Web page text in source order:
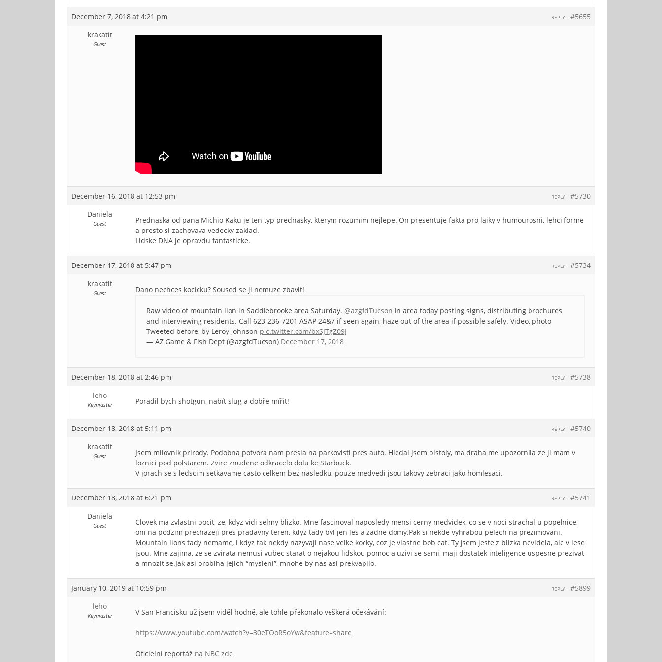
December 7, 2018 at 4:21 pm #5655
REPLY
krakatit
Guest
December 16, 2018 at 12:53 pm #5730
REPLY
Daniela
Guest
Prednaska od pana Michio Kaku je ten typ prednasky, kterym rozumim nejlepe. On presentuje fakta pro laiky v humourosni, lehci forme
a presto si zachovava vedecky zaklad.
Lidske DNA je opravdu fantasticke.
December 17, 2018 at 5:47 pm #5734
REPLY
krakatit
Guest Dano nechces kocicku? Soused se ji nemuze zbavit!
Raw video of mountain lion in Saddlebrooke area Saturday. @azgfdTucson in area today posting signs, distributing brochures
and interviewing residents. Call 623-236-7201 ASAP 24&7 if seen again, haze out of the area if possible safely. Video, photo
Tweeted before, by Leroy Johnson pic.twitter.com/bxSJTgZ09J
— AZ Game & Fish Dept (@azgfdTucson) December 17, 2018
December 18, 2018 at 2:46 pm #5738
REPLY
leho
Keymaster Poradil bych shotgun, nabít slug a dobře mířit!
December 18, 2018 at 5:11 pm #5740
REPLY
krakatit
Guest
Jsem milovnik prirody. Podobna potvora nam presla na parkovisti pres auto. Hledal jsem pistoly, ma draha me upozornila ze ji mam v
loznici pod polstarem. Zvire znudene odkracelo dolu ke Starbuck.
V jorach se s ledscim setkavame casto celkem bez nasledku, pouze medvedi jsou takovy zebraci jako homlesaci.
December 18, 2018 at 6:21 pm #5741
REPLY
Daniela
Guest
Clovek ma zvlastni pocit, ze, kdyz vidi selmy blizko. Mne fascinoval naposledy mensi cerny medvidek, co se v noci strachal u popelnice,
oni na podzim prechazeji pres pradavny teren, kdyz tady byl jen les a zadne domy.Pak si nekde vyhrabou pelech na prezimovani.
Mountain lions tady nemame, i kdyz tak nekdy nazyvaji nase velke kocky, coz je vlastne bob cat. Ty jsem jeste z blizka nevidela, ale v lese
jsou. Mne zajima, ze se zvirata nemusi vubec starat o nejakou lidskou pomoc a uzivi se sami, maji dostatek inteligence uspesne prezivat
a mnozit se.Jak asi probiha jejich “mysleni”, mnohe by nas asi prekvapilo.
January 10, 2019 at 10:59 pm #5899
REPLY
leho
Keymaster V San Francisku už jsem viděl hodně, ale tohle překonalo veškerá očekávání:
https://www.youtube.com/watch?v=30eTOoR5oYw&feature=share
Oficielní reportáž na NBC zde